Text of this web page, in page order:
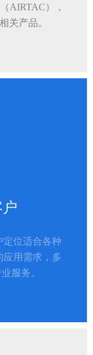
AIRTAC），
关产品。
定位适合各种
用需求，多
服务。